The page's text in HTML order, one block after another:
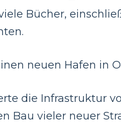
Bücher,
neuen Hafen in
die Infrastruktur
Bau vieler neuer